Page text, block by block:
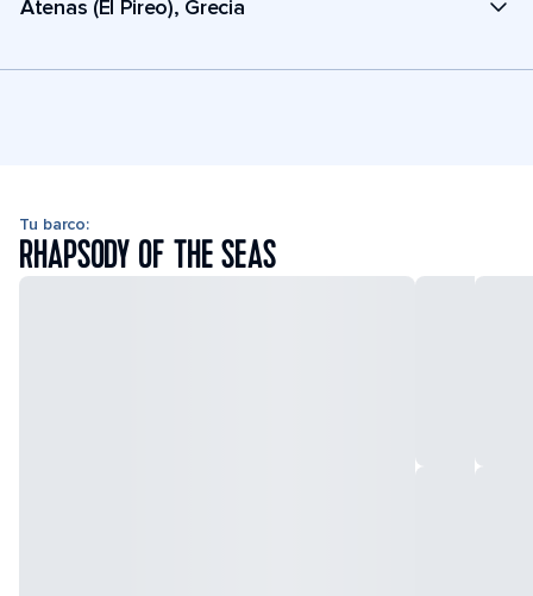
Atenas (El Pireo), Grecia
Tu barco:
RHAPSODY OF THE SEAS